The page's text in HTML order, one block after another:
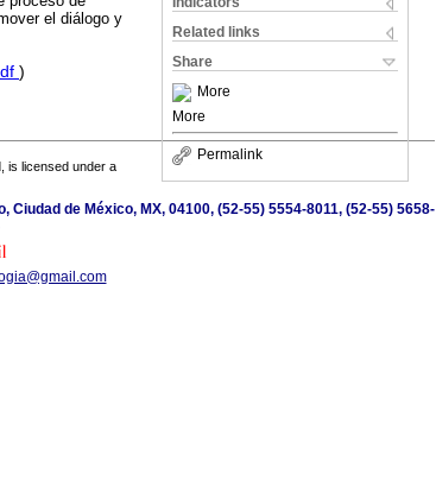
Related links
Share
More
More
Permalink
el diálogo y
)
is licensed under a
de México, MX, 04100, (52-55) 5554-8011, (52-55) 5658-